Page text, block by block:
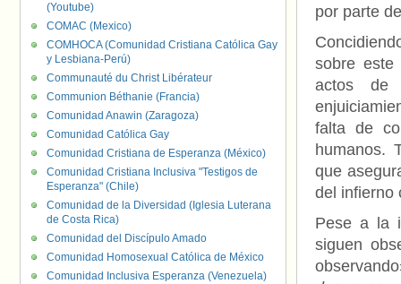
por parte
sobre este
actos de
falta de
humanos.
que
del infierno
Pese a la
siguen
(Youtube)
COMAC (Mexico)
COMHOCA (Comunidad Cristiana Católica Gay
y Lesbiana-Perú)
Communauté du Christ Libérateur
Communion Béthanie (Francia)
Comunidad Anawin (Zaragoza)
Comunidad Católica Gay
Comunidad Cristiana de Esperanza (México)
Comunidad Cristiana Inclusiva "Testigos de
Esperanza" (Chile)
Comunidad de la Diversidad (Iglesia Luterana
de Costa Rica)
Comunidad del Discípulo Amado
Comunidad Homosexual Católica de México
Comunidad Inclusiva Esperanza (Venezuela)